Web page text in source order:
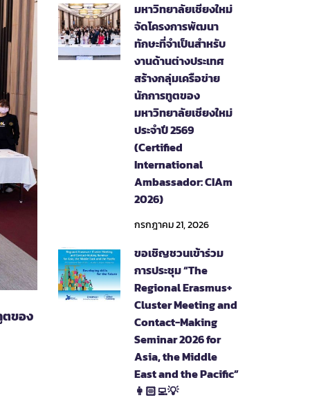
ตของ
มหาวิทยาลัยเชียงใหม่
จัดโครงการพัฒนา
ทักษะที่จำเป็นสำหรับ
งานด้านต่างประเทศ
สร้างกลุ่มเครือข่าย
นักการทูตของ
มหาวิทยาลัยเชียงใหม่
ประจำปี 2569
(Certified
International
Ambassador: CIAm
2026)
กรกฎาคม 21, 2026
ขอเชิญชวนเข้าร่วม
การประชุม “The
Regional Erasmus+
Cluster Meeting and
Contact-Making
Seminar 2026 for
Asia, the Middle
East and the Pacific”
👩🏻‍💻💡